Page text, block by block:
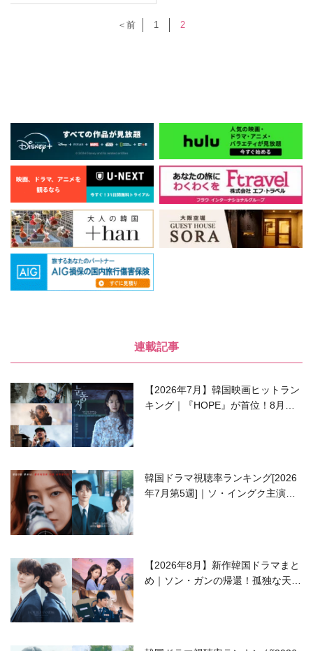
＜前 1 2
連載記事
【2026年7月】韓国映画ヒットラン
キング｜『HOPE』が首位！8月公
韓国ドラマ視聴率ランキング[2026
年7月第5週]｜ソ・イングク主演の
【2026年8月】新作韓国ドラマまと
め｜ソン・ガンの帰還！孤独な天才